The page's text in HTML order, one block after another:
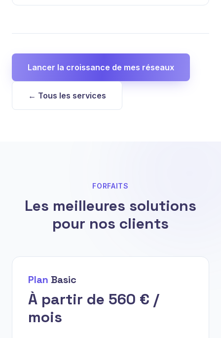
Lancer la croissance de mes réseaux
← Tous les services
FORFAITS
Les meilleures solutions
pour nos clients
Plan Basic
À partir de 560 € /
mois